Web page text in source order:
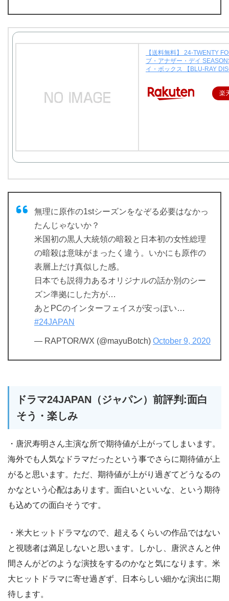
【送料無料】 24-TWENTY
ブ・アナザー・デイ
イ・ボックス 【BLU-RAY
楽
無理に原作の1stシーズンをなぞる必要はなかっ
たんじゃないか？
米国初の黒人大統領の暗殺と日本初の女性総理
の暗殺は意味がまったく違う。いかにも原作の
表層上だけ真似した感。
日本でも説得力あるオリジナルの話か別のシー
ズン準拠にした方が…
あとPCのインターフェイスが安っぽい…
#24JAPAN
— RAPTOR/WX (@mayuBotch) October 9, 2020
ドラマ24JAPAN（ジャパン）前評判:面白
そう・楽しみ
・唐沢寿明さん主演な所で期待値が上がってしまいます。
海外でも人気なドラマだったという事でさらに期待値が上
がると思います。ただ、期待値が上がり過ぎてどうなるの
かなという心配はあります。面白いといいな、という期待
も込めての面白そうです。
・米大ヒットドラマなので、超えるくらいの作品ではない
と視聴者は満足しないと思います。しかし、唐沢さんと仲
間さんがどのような演技をするのかなと気になります。米
大ヒットドラマに寄せ過ぎず、日本らしい細かな演出に期
待します。